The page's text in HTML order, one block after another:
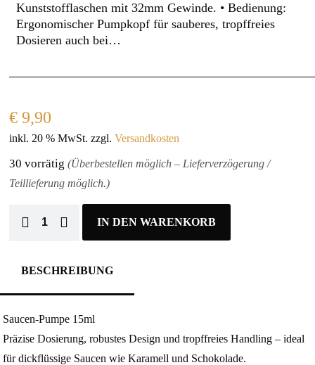
Kunststofflaschen mit 32mm Gewinde. • Bedienung:
Ergonomischer Pumpkopf für sauberes, tropffreies
Dosieren auch bei…
€ 9,90
inkl. 20 % MwSt. zzgl.Versandkosten
30 vorrätig(Überbestellen möglich – Lieferverzögerung /
Teillieferung möglich.)
IN DEN WARENKORB
BESCHREIBUNG
Saucen-Pumpe 15ml
Präzise Dosierung, robustes Design und tropffreies Handling – ideal
für dickflüssige Saucen wie Karamell und Schokolade.